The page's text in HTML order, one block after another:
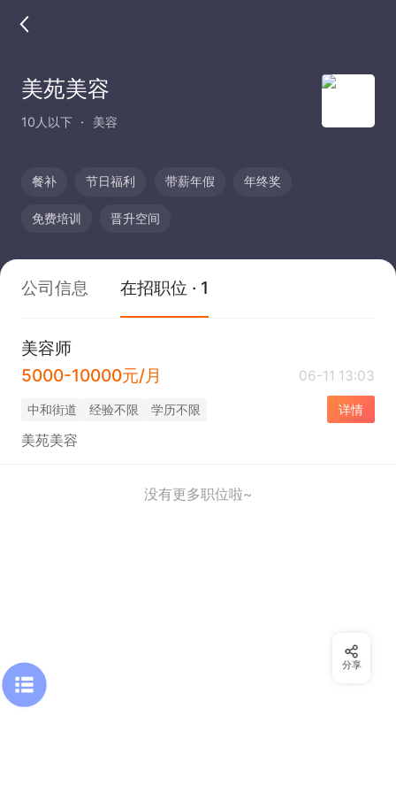
美苑美容
10人以下 美容
餐补 节日福利 带薪年假 年终奖
免费培训 晋升空间
公司信息 在招职位 · 1
美容师
5000-10000元/月
06-11 13:03
中和街道 经验不限 学历不限 详情
美苑美容
没有更多职位啦~
分享